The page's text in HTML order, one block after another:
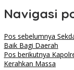
Navigasi
Pos sebelumnya
Baik Bagi Daerah
Pos berikutnya
Kerahkan Massa